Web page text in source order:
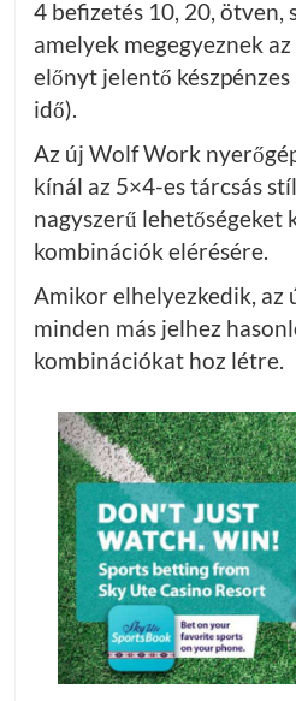
4 befizetés 10, 20, ötven,
amelyek megegyeznek
előnyt jelentő
idő).
Az új Wolf Work
kínál az 5×4-es tárcsás
nagyszerű lehetőségeket
kombinációk elérésére.
Amikor elhelyezkedik, az
minden más jelhez
kombinációkat hoz létre.